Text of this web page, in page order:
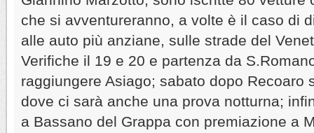
che si avventureranno, a volte è il caso di
alle auto più anziane, sulle strade del
Verifiche il 19 e 20 e partenza da
raggiungere Asiago; sabato dopo Recoaro
dove ci sarà anche una prova notturna;
a Bassano del Grappa con premiazione a